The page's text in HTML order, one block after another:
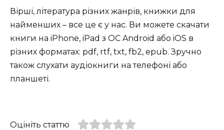
Вірші, література різних жанрів, книжки для
найменших – все це є у нас. Ви можете скачати
книги на iPhone, iPad з ОС Android або iOS в
різних форматах: pdf, rtf, txt, fb2, epub. Зручно
також слухати аудіокниги на телефоні або
планшеті.
Оцініть статтю